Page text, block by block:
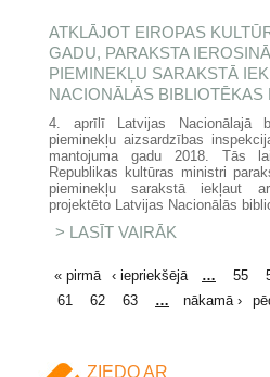
ATKLĀJOT EIROPAS
GADU, PARAKSTA
PIEMINEKĻU SARAKSTĀ
NACIONĀLĀS BIBLIOTĒKAS
4. aprīlī Latvijas Nacionālajā
pieminekļu aizsardzības
mantojuma gadu 2018. Tās
Republikas kultūras ministri
pieminekļu sarakstā iekļaut
projektēto Latvijas Nacionālās
LASĪT VAIRĀK
KULTŪRAS
SARAKSTĀ
LAPAS
« pirmā ‹ iepriekšējā … 55
61
62 63 … nākamā ›
ZIEDO AR